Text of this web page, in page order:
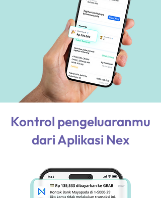
Kontrol pengeluaranmu
dari Aplikasi Nex